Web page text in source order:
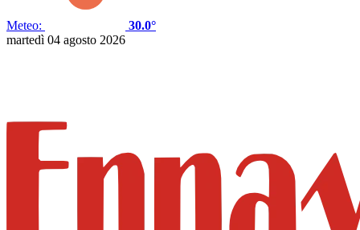
Meteo:
30.0°
martedì 04 agosto 2026